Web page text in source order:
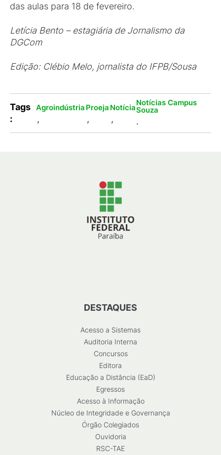
das aulas para 18 de fevereiro.
Letícia Bento – estagiária de Jornalismo da
DGCom
Edição: Clébio Melo, jornalista do IFPB/Sousa
Tags
:
Agroindústria
,
Proeja
,
Notícia
,
Notícias Campus
Souza
.
DESTAQUES
Acesso a Sistemas
Auditoria Interna
Concursos
Editora
Educação a Distância (EaD)
Egressos
Acesso à Informação
Núcleo de Integridade e Governança
Órgão Colegiados
Ouvidoria
RSC-TAE